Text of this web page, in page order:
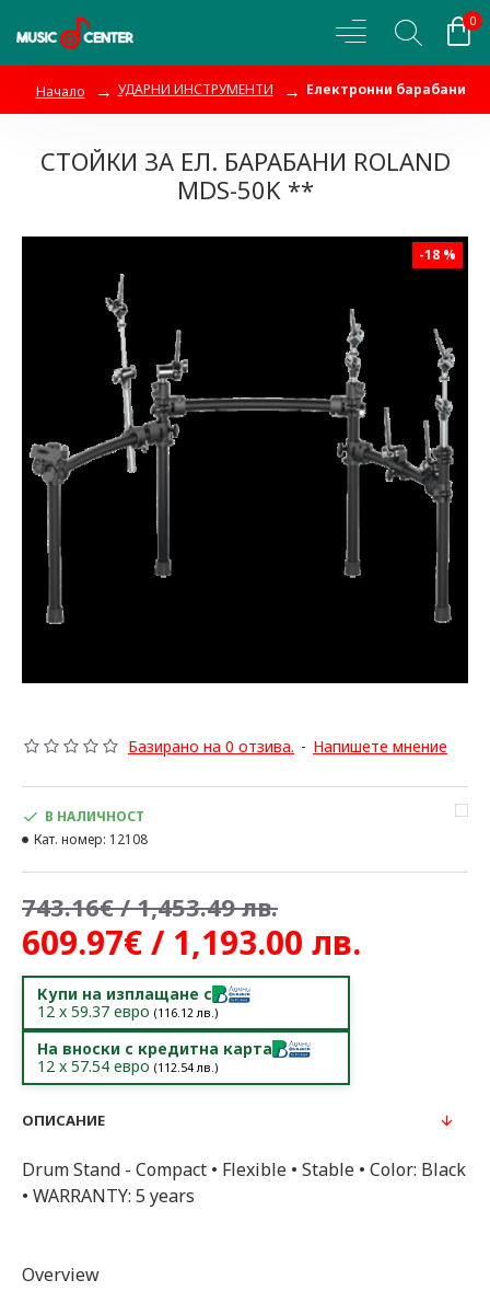
0
Начало УДАРНИ ИНСТРУМЕНТИ Електронни барабани
СТОЙКИ ЗА ЕЛ. БАРАБАНИ ROLAND
MDS-50K **
-18 %
Базирано на 0 отзива. - Напишете мнение
609.97€ / 1,193.00 лв.
743.16€ / 1,453.49 лв.
В НАЛИЧНОСТ
Кат. номер: 12108
Купи на изплащане с
12 x 59.37 евро (116.12лв.)
На вноски с кредитна карта
12 x 57.54 евро (112.54лв.)
ОПИСАНИЕ
Drum Stand - Compact • Flexible • Stable • Color: Black
• WARRANTY: 5 years
Overview